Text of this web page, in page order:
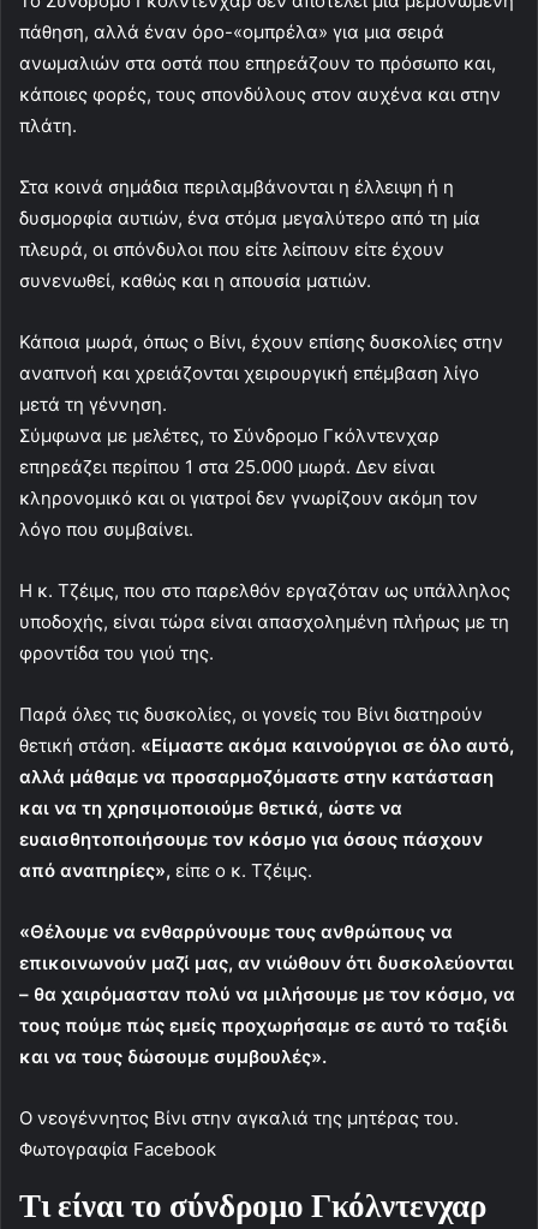
πάθηση, αλλά έναν όρο-«ομπρέλα» για μια σειρά
ανωμαλιών στα οστά που επηρεάζουν το πρόσωπο και,
κάποιες φορές, τους σπονδύλους στον αυχένα και στην
πλάτη.
Στα κοινά σημάδια περιλαμβάνονται η έλλειψη ή η
δυσμορφία αυτιών, ένα στόμα μεγαλύτερο από τη μία
πλευρά, οι σπόνδυλοι που είτε λείπουν είτε έχουν
συνενωθεί, καθώς και η απουσία ματιών.
Κάποια μωρά, όπως ο Βίνι, έχουν επίσης δυσκολίες στην
αναπνοή και χρειάζονται χειρουργική επέμβαση λίγο
μετά τη γέννηση.
Σύμφωνα με μελέτες, το Σύνδρομο Γκόλντενχαρ
επηρεάζει περίπου 1 στα 25.000 μωρά. Δεν είναι
κληρονομικό και οι γιατροί δεν γνωρίζουν ακόμη τον
λόγο που συμβαίνει.
Η κ. Τζέιμς, που στο παρελθόν εργαζόταν ως υπάλληλος
υποδοχής, είναι τώρα είναι απασχολημένη πλήρως με τη
φροντίδα του γιού της.
Παρά όλες τις δυσκολίες, οι γονείς του Βίνι διατηρούν
θετική στάση. «Είμαστε ακόμα καινούργιοι σε όλο αυτό,
αλλά μάθαμε να προσαρμοζόμαστε στην κατάσταση
και να τη χρησιμοποιούμε θετικά, ώστε να
ευαισθητοποιήσουμε τον κόσμο για όσους πάσχουν
από αναπηρίες», είπε ο κ. Τζέιμς.
«Θέλουμε να ενθαρρύνουμε τους ανθρώπους να
επικοινωνούν μαζί μας, αν νιώθουν ότι δυσκολεύονται
– θα χαιρόμασταν πολύ να μιλήσουμε με τον κόσμο, να
τους πούμε πώς εμείς προχωρήσαμε σε αυτό το ταξίδι
και να τους δώσουμε συμβουλές».
O νεογέννητος Βίνι στην αγκαλιά της μητέρας του.
Φωτογραφία Facebook
Τι είναι το σύνδρομο Γκόλντενχαρ